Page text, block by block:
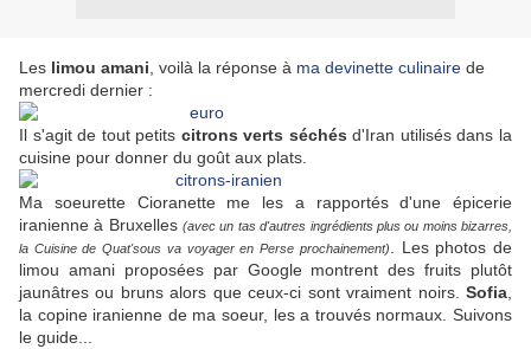
Les limou amani , voilà la réponse à ma devinette culinaire de
mercredi dernier :
Il s'agit de tout petits citrons verts séchés d'Iran utilisés dans la
cuisine pour donner du goût aux plats.
Ma soeurette Cioranette me les a rapportés d'une épicerie
iranienne à Bruxelles(avec un tas d'autres ingrédients plus ou moins bizarres,
la Cuisine de Quat'sous va voyager en Perse prochainement)
. Les photos de
limou amani proposées par Google montrent des fruits plutôt
jaunâtres ou bruns alors que ceux-ci sont vraiment noirs. Sofia
la copine iranienne de ma soeur, les a trouvés normaux. Suivons
le guide...